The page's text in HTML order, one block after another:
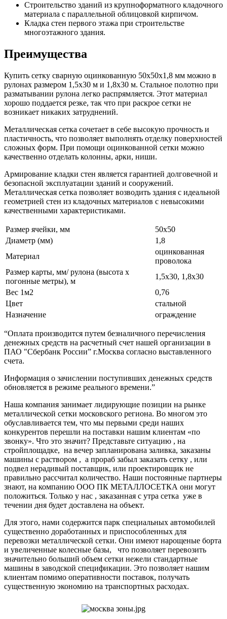
Строительство зданий из крупноформатного кладочного
материала с параллельной облицовкой кирпичом.
Кладка стен первого этажа при строительстве
многоэтажного здания.
Преимущества
Купить сетку сварную оцинкованную 50х50х1,8 мм можно в
рулонах размером 1,5х30 м и 1,8х30 м. Стальное полотно при
разматывании рулона легко распрямляется. Этот материал
хорошо поддается резке, так что при раскрое сетки не
возникает никаких затруднений.
Металлическая сетка сочетает в себе высокую прочность и
пластичность, что позволяет выполнять отделку поверхностей
сложных форм. При помощи оцинкованной сетки можно
качественно отделать колонны, арки, ниши.
Армирование кладки стен является гарантией долговечной и
безопасной эксплуатации зданий и сооружений.
Металлическая сетка позволяет возводить здания с идеальной
геометрией стен из кладочных материалов с невысокими
качественными характеристиками.
Размер ячейки, мм
50х50
Диаметр (мм)
1,8
Материал
оцинкованная
проволока
Размер карты, мм/ рулона (высота х
погонные метры), м
1,5х30, 1,8х30
Вес 1м2
0,76
Цвет
стальной
Назначение
ограждение
“Оплата производится путем безналичного перечисления
денежных средств на расчетный счет нашей организации в
ПАО "Сбербанк России” г.Москва согласно выставленного
счета.
Информация о зачислении поступивших денежных средств
обновляется в режиме реального времени.”
Наша компания занимает лидирующие позиции на рынке
металлической сетки московского региона. Во многом это
обуславливается тем, что мы первыми среди наших
конкурентов перешли на поставки нашим клиентам «по
звонку». Что это значит? Представьте ситуацию , на
стройплощадке, на вечер запланирована заливка, заказаны
машины с раствором , а прораб забыл заказать сетку , или
подвел нерадивый поставщик, или проектировщик не
правильно рассчитал количество. Наши постоянные партнеры
знают, на компанию ООО ПК МЕТАЛЛОСЕТКА они могут
положиться. Только у нас , заказанная с утра сетка уже в
течении дня будет доставлена на объект.
Для этого, нами содержится парк специальных автомобилей
существенно доработанных и приспособленных для
перевозки металлической сетки. Они имеют нарощеные борта
и увеличенные колесные базы, что позволяет перевозить
значительно больший объем сетки нежели стандартные
машины в заводской спецификации. Это позволяет нашим
клиентам помимо оперативности поставок, получать
существенную экономию на транспортных расходах.